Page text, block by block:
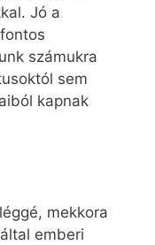
Jó a
számukra
sem
kapnak
mekkora
emberi